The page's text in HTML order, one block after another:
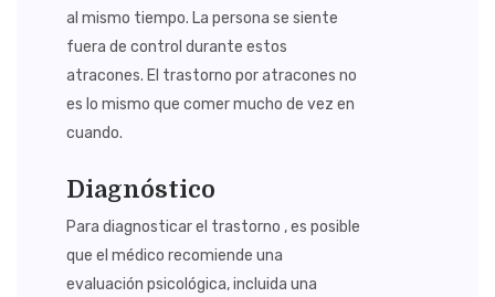
al mismo tiempo. La persona se siente
fuera de control durante estos
atracones. El trastorno por atracones no
es lo mismo que comer mucho de vez en
cuando.
Diagnóstico
Para diagnosticar el trastorno , es posible
que el médico recomiende una
evaluación psicológica, incluida una